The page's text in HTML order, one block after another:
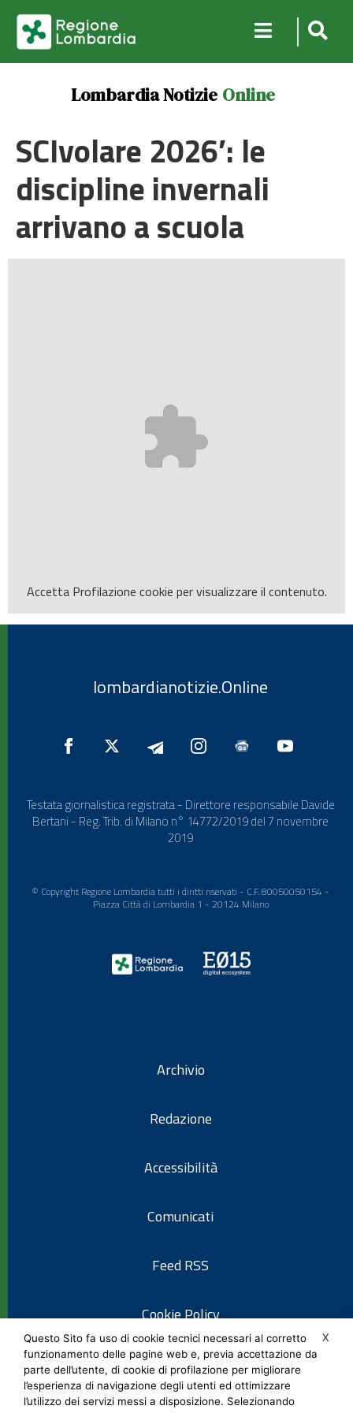
Lombardia Notizie Online
SCIvolare 2026′: le
discipline invernali
arrivano a scuola
Accetta Profilazione cookie per visualizzare il contenuto.
lombardianotizie.Online
Testata giornalistica registrata - Direttore responsabile Davide
Bertani - Reg. Trib. di Milano n° 14772/2019 del 7 novembre
2019
© Copyright Regione Lombardia tutti i diritti riservati - C.F. 80050050154 -
Piazza Città di Lombardia 1 - 20124 Milano
Archivio
Redazione
Accessibilità
Comunicati
Feed RSS
Cookie Policy
Informativa privacy
X
Questo Sito fa uso di cookie tecnici necessari al corretto
funzionamento delle pagine web e, previa accettazione da
parte dell’utente, di cookie di profilazione per migliorare
l’esperienza di navigazione degli utenti ed ottimizzare
l’utilizzo dei servizi messi a disposizione. Selezionando